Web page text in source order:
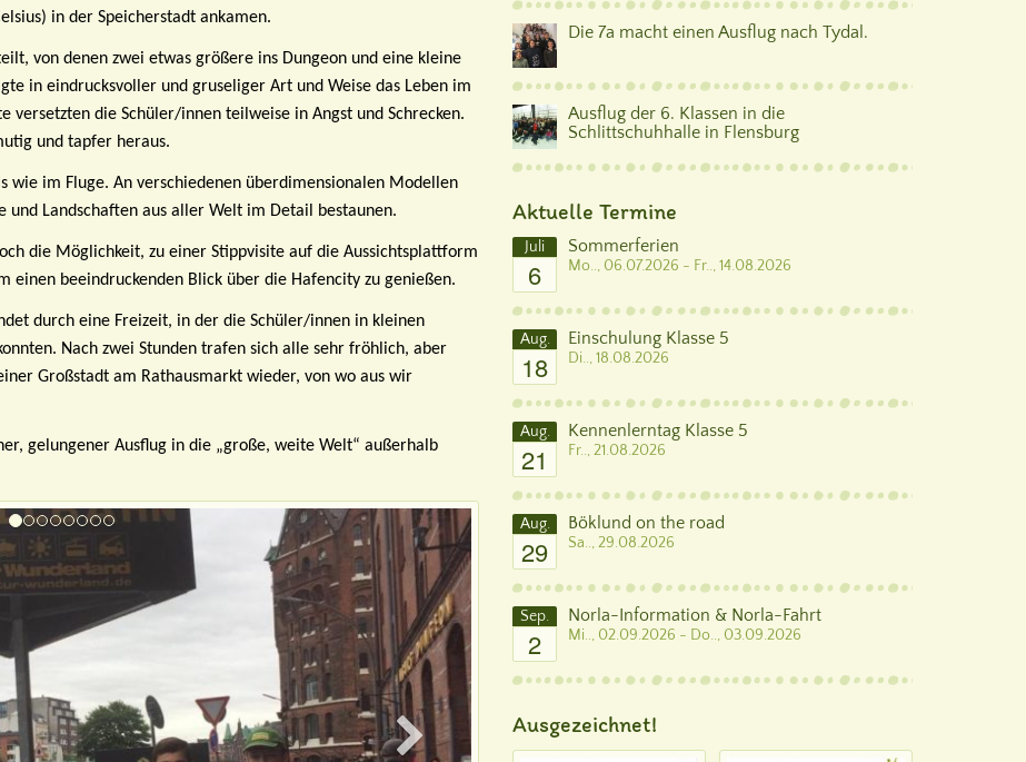
) in der Speicherstadt ankamen.
von denen zwei etwas größere ins Dungeon und eine kleine
in eindrucksvoller und gruseliger Art und Weise das Leben im
die Schüler/innen teilweise in Angst und Schrecken.
und tapfer heraus.
im Fluge. An verschiedenen überdimensionalen Modellen
und Landschaften aus aller Welt im Detail bestaunen.
die Möglichkeit, zu einer Stippvisite auf die Aussichtsplattform
einen beeindruckenden Blick über die Hafencity zu genießen.
durch eine Freizeit, in der die Schüler/innen in kleinen
Nach zwei Stunden trafen sich alle sehr fröhlich, aber
Großstadt am Rathausmarkt wieder, von wo aus wir
gelungener Ausflug in die „große, weite Welt“ außerhalb
Die 7a macht einen Ausflug nach Tydal.
Ausflug der 6. Klassen in die
Schlittschuhhalle in Flensburg
Aktuelle Termine
Juli
6
Sommerferien
Mo.., 06.07.2026 - Fr.., 14.08.2026
Aug.
18
Einschulung Klasse 5
Di.., 18.08.2026
Aug.
21
Kennenlerntag Klasse 5
Fr.., 21.08.2026
Aug.
29
Böklund on the road
Sa.., 29.08.2026
Sep.
2
Norla-Information & Norla-Fahrt
Mi.., 02.09.2026 - Do.., 03.09.2026
Ausgezeichnet!